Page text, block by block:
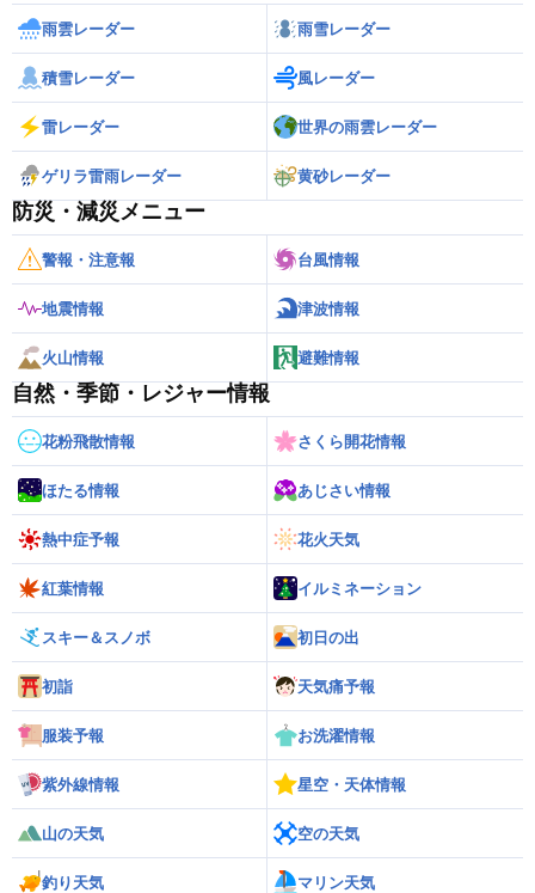
雨雲レーダー 雨雪レーダー
積雪レーダー 風レーダー
雷レーダー 世界の雨雲レーダー
ゲリラ雷雨レーダー 黄砂レーダー
防災・減災メニュー
警報・注意報 台風情報
地震情報 津波情報
火山情報 避難情報
自然・季節・レジャー情報
花粉飛散情報 さくら開花情報
ほたる情報 あじさい情報
熱中症予報 花火天気
紅葉情報 イルミネーション
スキー＆スノボ 初日の出
初詣 天気痛予報
服装予報 お洗濯情報
紫外線情報 星空・天体情報
山の天気 空の天気
釣り天気 マリン天気